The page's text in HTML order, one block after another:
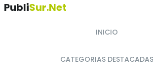
PubliSur.net
INICIO
CATEGORIAS DESTACADAS